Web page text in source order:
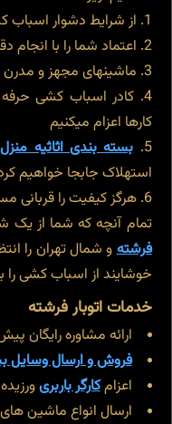
از شرایط دشوار اسباب
اعتماد شما را با انجام
ماشینهای مجهز و مدرن
کادر اسباب کشی
کارها اعزام میکنیم
بسته بندی اثاثیه منزل
استهلاک جابجا خواهیم
هرگز کیفیت را قربانی
تمام آنچه که شما از
فرشتهو شمال تهران را
خوشایند از اسباب کشی
خدمات اتوبار فرشته
ارائه مشاوره رایگان
فروش و ارسال وسایل
اعزامکارگر باربری
ارسال انواع ماشین های